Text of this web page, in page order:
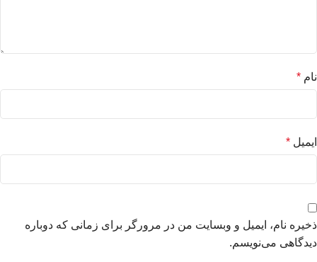
نام *
ایمیل *
ذخیره نام، ایمیل و وبسایت من در مرورگر برای زمانی که دوباره
دیدگاهی می‌نویسم.